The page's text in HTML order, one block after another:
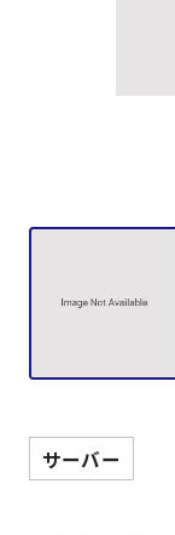
製品検索
会社案内
サーバー